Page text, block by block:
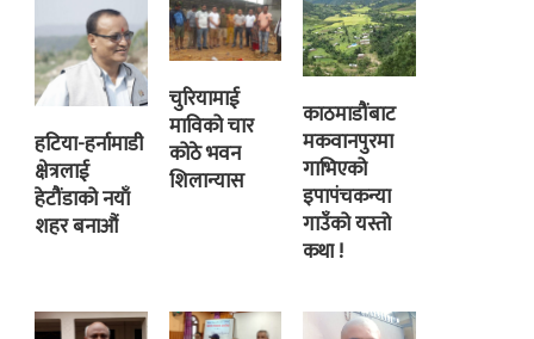
हटिया-हर्नामाडी
क्षेत्रलाई
हेटौंडाको नयाँ
शहर बनाऔं
चुरियामाई
माविको चार
कोठे भवन
शिलान्यास
काठमाडौंबाट
मकवानपुरमा
गाभिएको
इपापंचकन्या
गाउँको यस्तो
कथा !